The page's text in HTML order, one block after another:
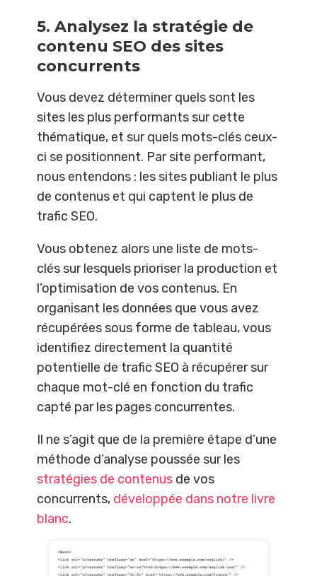
5. Analysez la stratégie de
contenu SEO des sites
concurrents
Vous devez déterminer quels sont les
sites les plus performants sur cette
thématique, et sur quels mots-clés ceux-
ci se positionnent. Par site performant,
nous entendons : les sites publiant le plus
de contenus et qui captent le plus de
trafic SEO.
Vous obtenez alors une liste de mots-
clés sur lesquels prioriser la production et
l’optimisation de vos contenus. En
organisant les données que vous avez
récupérées sous forme de tableau, vous
identifiez directement la quantité
potentielle de trafic SEO à récupérer sur
chaque mot-clé en fonction du trafic
capté par les pages concurrentes.
Il ne s’agit que de la première étape d’une
méthode d’analyse poussée sur les
stratégies de contenus de vos
concurrents, développée dans notre livre
blanc.